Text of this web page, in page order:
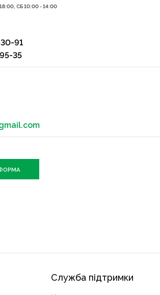
СБ 10:00 - 14:00
91
35
Служба підтримки